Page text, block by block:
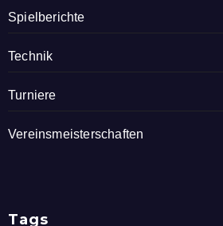
Spielberichte
Technik
Turniere
Vereinsmeisterschaften
Tags